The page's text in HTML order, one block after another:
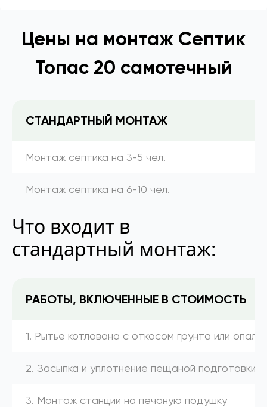
Цены на монтаж Септик
Топас 20 самотечный
СТАНДАРТНЫЙ МОНТАЖ
Монтаж септика на 3-5 чел.
Монтаж септика на 6-10 чел.
Что входит в
стандартный монтаж:
РАБОТЫ, ВКЛЮЧЕННЫЕ В СТОИМОСТЬ
1. Рытье котлована с откосом грунта или
2. Засыпка и уплотнение пещаной подготовки
3. Монтаж станции на печаную подушку